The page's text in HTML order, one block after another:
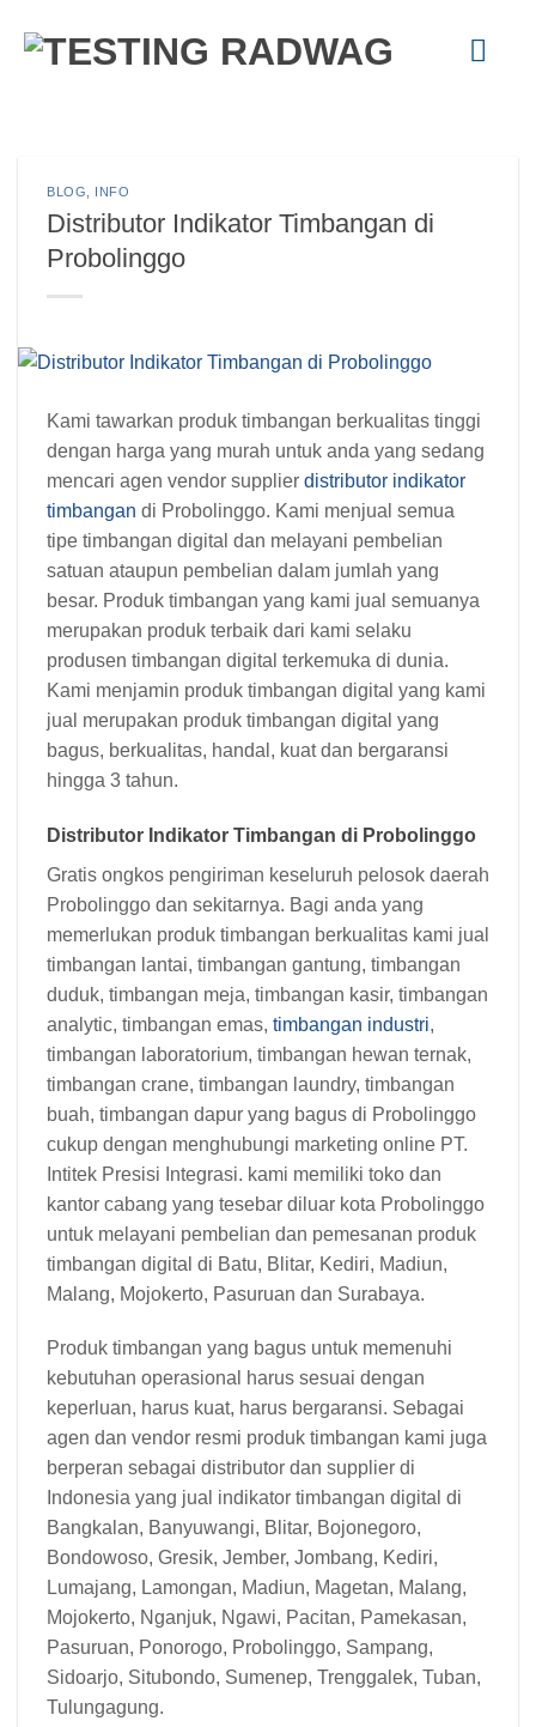
BLOG INFO
Distributor Indikator Timbangan di
Probolinggo
Kami tawarkan produk timbangan berkualitas tinggi
dengan harga yang murah untuk anda yang sedang
mencari agen vendor supplier distributor indikator
timbangan di Probolinggo. Kami menjual semua
tipe timbangan digital dan melayani pembelian
satuan ataupun pembelian dalam jumlah yang
besar. Produk timbangan yang kami jual semuanya
merupakan produk terbaik dari kami selaku
produsen timbangan digital terkemuka di dunia.
Kami menjamin produk timbangan digital yang kami
jual merupakan produk timbangan digital yang
bagus, berkualitas, handal, kuat dan bergaransi
hingga 3 tahun.
Distributor Indikator Timbangan di Probolinggo
Gratis ongkos pengiriman keseluruh pelosok daerah
Probolinggo dan sekitarnya. Bagi anda yang
memerlukan produk timbangan berkualitas kami jual
timbangan lantai, timbangan gantung, timbangan
duduk, timbangan meja, timbangan kasir, timbangan
analytic, timbangan emas, timbangan industri,
timbangan laboratorium, timbangan hewan ternak,
timbangan crane, timbangan laundry, timbangan
buah, timbangan dapur yang bagus di Probolinggo
cukup dengan menghubungi marketing online PT.
Intitek Presisi Integrasi. kami memiliki toko dan
kantor cabang yang tesebar diluar kota Probolinggo
untuk melayani pembelian dan pemesanan produk
timbangan digital di Batu, Blitar, Kediri, Madiun,
Malang, Mojokerto, Pasuruan dan Surabaya.
Produk timbangan yang bagus untuk memenuhi
kebutuhan operasional harus sesuai dengan
keperluan, harus kuat, harus bergaransi. Sebagai
agen dan vendor resmi produk timbangan kami juga
berperan sebagai distributor dan supplier di
Indonesia yang jual indikator timbangan digital di
Bangkalan, Banyuwangi, Blitar, Bojonegoro,
Bondowoso, Gresik, Jember, Jombang, Kediri,
Lumajang, Lamongan, Madiun, Magetan, Malang,
Mojokerto, Nganjuk, Ngawi, Pacitan, Pamekasan,
Pasuruan, Ponorogo, Probolinggo, Sampang,
Sidoarjo, Situbondo, Sumenep, Trenggalek, Tuban,
Tulungagung.